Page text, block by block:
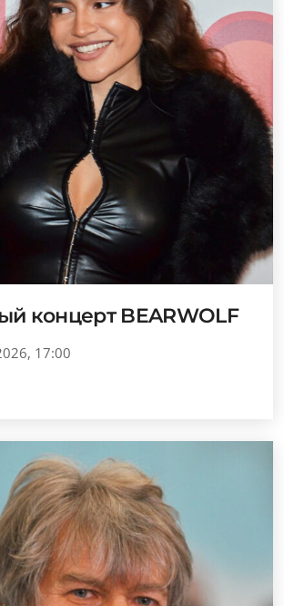
концерт BEARWOLF
17:00